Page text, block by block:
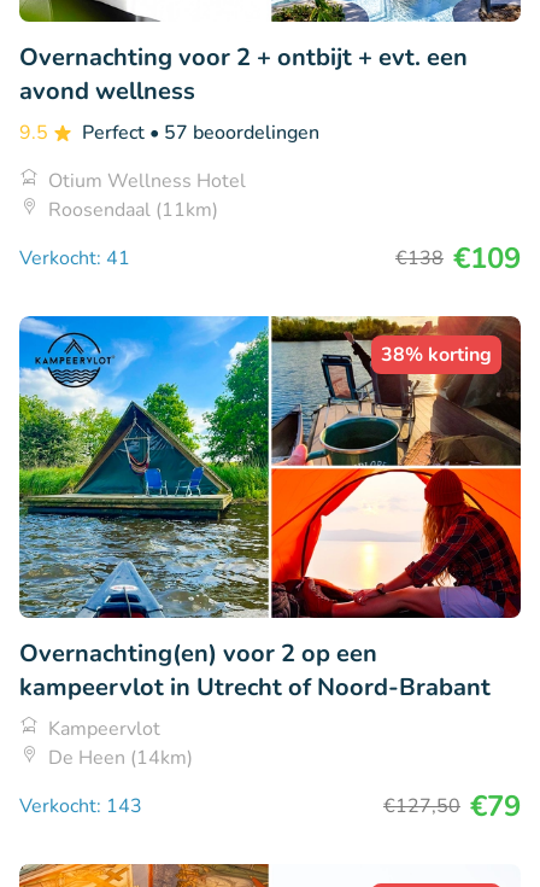
Overnachting voor 2 + ontbijt + evt. een
avond wellness
9.5 Perfect • 57 beoordelingen
Otium Wellness Hotel
Roosendaal (11km)
Verkocht: 41
€138 €109
38% korting
Overnachting(en) voor 2 op een
kampeervlot in Utrecht of Noord-Brabant
Kampeervlot
De Heen (14km)
Verkocht: 143
€127,50 €79